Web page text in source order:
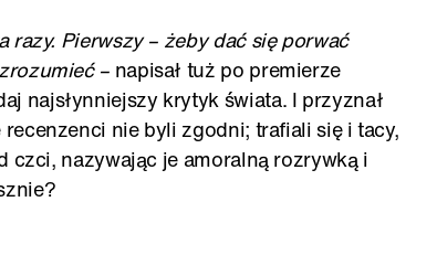
Pierwszy – żeby dać się porwać
– napisał tuż po premierze
najsłynniejszy krytyk świata. I przyznał
nie byli zgodni; trafiali się i tacy,
czci, nazywając je amoralną rozrywką i